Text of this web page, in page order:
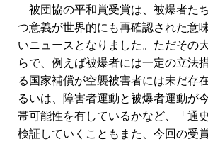
被団協の平和賞受賞は、被爆者た
つ意義が世界的にも再確認された意
いニュースとなりました。ただその
らで、例えば被爆者には一定の立法
る国家補償が空襲被害者には未だ存
るいは、障害者運動と被爆者運動が
帯可能性を有しているかなど、「通
検証していくこともまた、今回の受